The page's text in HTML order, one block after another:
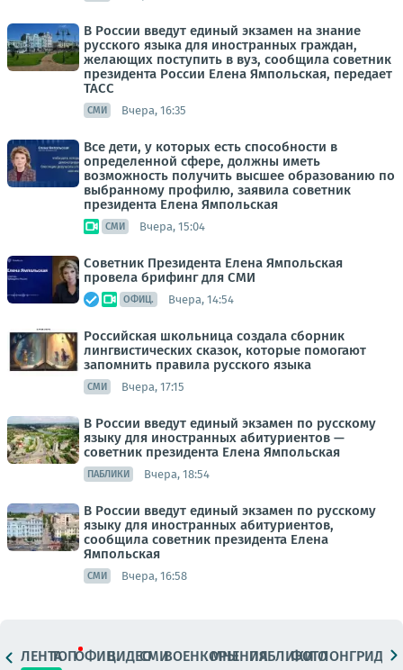
В России введут единый экзамен на знание
русского языка для иностранных граждан,
желающих поступить в вуз, сообщила советник
президента России Елена Ямпольская, передает
ТАСС
СМИ Вчера, 16:35
Все дети, у которых есть способности в
определенной сфере, должны иметь
возможность получить высшее образованию по
выбранному профилю, заявила советник
президента Елена Ямпольская
СМИ Вчера, 15:04
Советник Президента Елена Ямпольская
провела брифинг для СМИ
ОФИЦ. Вчера, 14:54
Российская школьница создала сборник
лингвистических сказок, которые помогают
запомнить правила русского языка
СМИ Вчера, 17:15
В России введут единый экзамен по русскому
языку для иностранных абитуриентов —
советник президента Елена Ямпольская
ПАБЛИКИ Вчера, 18:54
В России введут единый экзамен по русскому
языку для иностранных абитуриентов,
сообщила советник президента Елена
Ямпольская
СМИ Вчера, 16:58
ЛЕНТАТОПОФИЦ.ВИДЕОСМИВОЕНКОРЫМНЕНИЯПАБЛИКИ
ФОТОЛОНГРИДЫ